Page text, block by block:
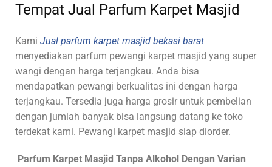
Tempat Jual Parfum Karpet Masjid
Kami Jual parfum karpet masjid bekasi barat
menyediakan parfum pewangi karpet masjid yang super
wangi dengan harga terjangkau. Anda bisa
mendapatkan pewangi berkualitas ini dengan harga
terjangkau. Tersedia juga harga grosir untuk pembelian
dengan jumlah banyak bisa langsung datang ke toko
terdekat kami. Pewangi karpet masjid siap diorder.
Parfum Karpet Masjid Tanpa Alkohol Dengan Varian